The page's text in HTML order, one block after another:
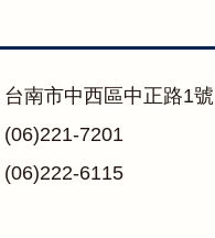
南市中西區中正路1號
7201
6115